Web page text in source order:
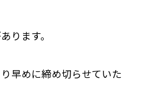
ります。
早めに締め切らせていた